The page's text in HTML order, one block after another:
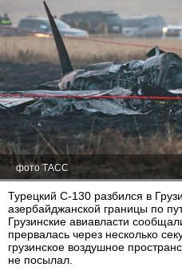
фото ТАСС
Турецкий С-130 разбился в
азербайджанской границы по
Грузинские авиавласти
прервалась через несколько
грузинское воздушное
не посылал.